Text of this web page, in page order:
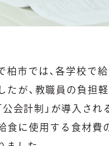
柏市では、各学校で
たが、教職員の負担
公会計制」が導入さ
食に使用する食材費